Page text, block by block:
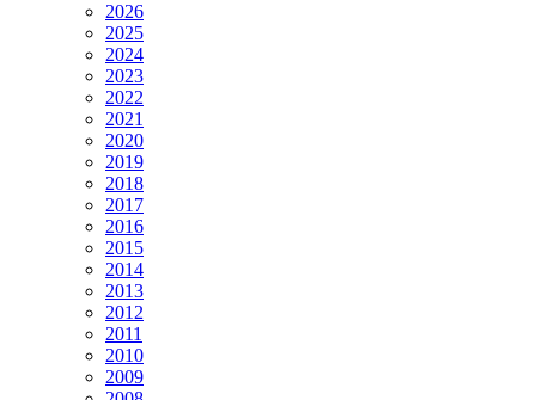
2026
2025
2024
2023
2022
2021
2020
2019
2018
2017
2016
2015
2014
2013
2012
2011
2010
2009